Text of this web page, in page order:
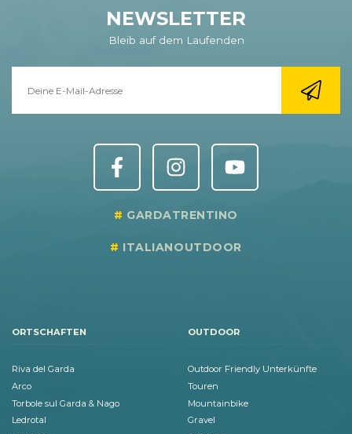
NEWSLETTER
Bleib auf dem Laufenden
GARDATRENTINO
ITALIANOUTDOOR
ORTSCHAFTEN
Riva del Garda
Arco
Torbole sul Garda & Nago
Ledrotal
OUTDOOR
Outdoor Friendly Unterkünfte
Touren
Mountainbike
Gravel